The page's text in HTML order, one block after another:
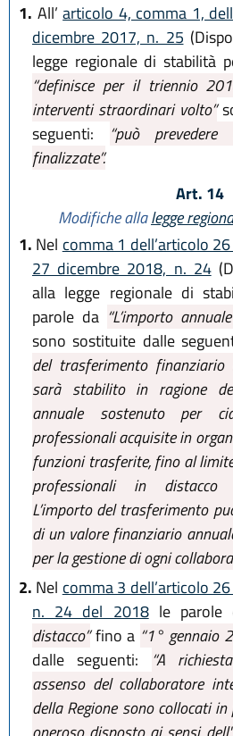
1. All’articolo 4, comma 1,
dicembre 2017, n. 25
legge regionale di stabilità
“definisce per il triennio
interventi straordinari volto”
seguenti: “può prevedere
finalizzate”.
Art. 14
Modifiche allalegge
1. Nel comma 1 dell’articolo
27 dicembre 2018, n. 24
alla legge regionale di
parole da “L’importo
sono sostituite dalle
del trasferimento
sarà stabilito in ragione
annuale sostenuto per
professionali acquisite in
funzioni trasferite, fino al
professionali in distacco
L’importo del trasferimento
di un valore finanziario
per la gestione di ogni
2. Nel comma 3 dell’articolo
n. 24 del 2018le parole
distacco”fino a “1° gennaio
dalle seguenti: “A
assenso del collaboratore
della Regione sono collocati